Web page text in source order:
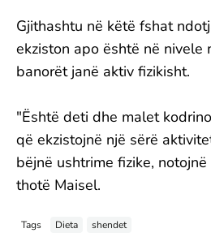
Gjithashtu në këtë fshat
ekziston apo është në nivele
banorët janë aktiv fizikisht.
"Është deti dhe malet
që ekzistojnë një sërë
bëjnë ushtrime fizike,
thotë Maisel.
Tags Dieta shendet